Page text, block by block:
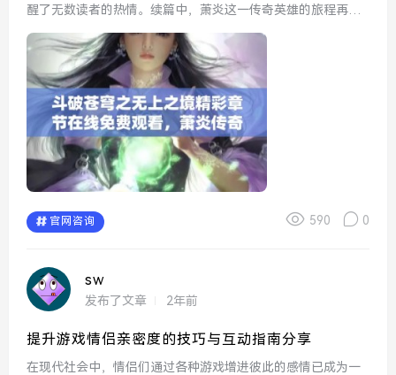
醒了无数读者的热情。续篇中，萧炎这一传奇英雄的旅程再度
冒险，他不仅要面对强大的敌人，还要经历内心的挣扎和成
长。与此同...
官网咨询 590 0
sw
发布了文章 2年前
提升游戏情侣亲密度的技巧与互动指南分享
在现代社会中，情侣们通过各种游戏增进彼此的感情已成为一